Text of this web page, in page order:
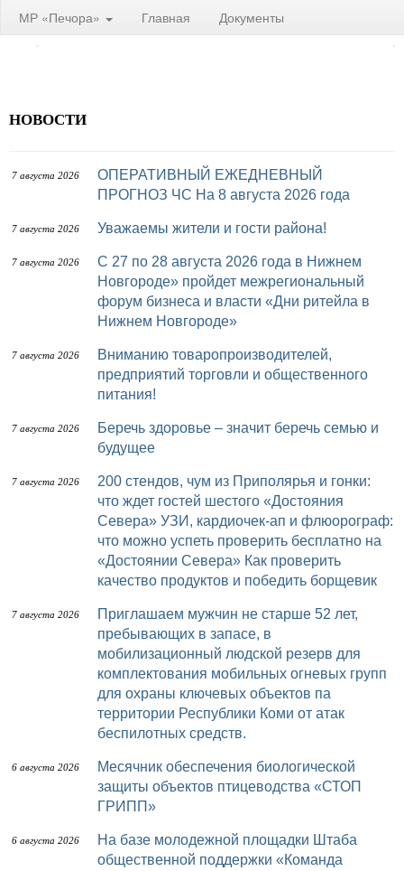
МР «Печора» Главная Документы
НОВОСТИ
7 августа 2026
ОПЕРАТИВНЫЙ ЕЖЕДНЕВНЫЙ
ПРОГНОЗ ЧС На 8 августа 2026 года
7 августа 2026 Уважаемы жители и гости района!
7 августа 2026
с 27 по 28 августа 2026 года в Нижнем
Новгороде» пройдет межрегиональный
форум бизнеса и власти «Дни ритейла в
Нижнем Новгороде»
7 августа 2026
Вниманию товаропроизводителей,
предприятий торговли и общественного
питания!
7 августа 2026
Беречь здоровье – значит беречь семью и
будущее
7 августа 2026
200 стендов, чум из Приполярья и гонки:
что ждет гостей шестого «Достояния
Севера» УЗИ, кардиочек-ап и флюорограф:
что можно успеть проверить бесплатно на
«Достоянии Севера» Как проверить
качество продуктов и победить борщевик
7 августа 2026
Приглашаем мужчин не старше 52 лет,
пребывающих в запасе, в
мобилизационный людской резерв для
комплектования мобильных огневых групп
для охраны ключевых объектов па
территории Республики Коми от атак
беспилотных средств.
6 августа 2026
Месячник обеспечения биологической
защиты объектов птицеводства «СТОП
ГРИПП»
6 августа 2026
На базе молодежной площадки Штаба
общественной поддержки «Команда